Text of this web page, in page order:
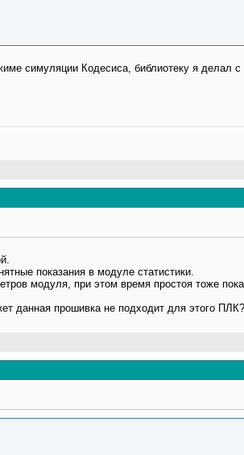
симуляции Кодесиса, библиотеку я делал
показания в модуле статистики.
модуля, при этом время простоя тоже
данная прошивка не подходит для этого ПЛК?